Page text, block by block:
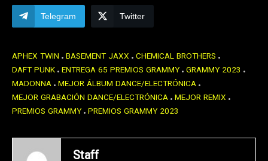
Telegram Twitter
APHEX TWIN BASEMENT JAXX CHEMICAL BROTHERS
DAFT PUNK ENTREGA 65 PREMIOS GRAMMY GRAMMY 2023
MADONNA MEJOR ÁLBUM DANCE/ELECTRÓNICA
MEJOR GRABACIÓN DANCE/ELECTRÓNICA MEJOR REMIX
PREMIOS GRAMMY PREMIOS GRAMMY 2023
Staff